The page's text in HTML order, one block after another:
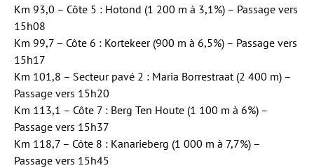
Km 93,0 – Côte 5 : Hotond (1 200 m à 3,1%) – Passage vers
15h08
Km 99,7 – Côte 6 : Kortekeer (900 m à 6,5%) – Passage vers
15h17
Km 101,8 – Secteur pavé 2 : Maria Borrestraat (2 400 m) –
Passage vers 15h20
Km 113,1 – Côte 7 : Berg Ten Houte (1 100 m à 6%) –
Passage vers 15h37
Km 118,7 – Côte 8 : Kanarieberg (1 000 m à 7,7%) –
Passage vers 15h45